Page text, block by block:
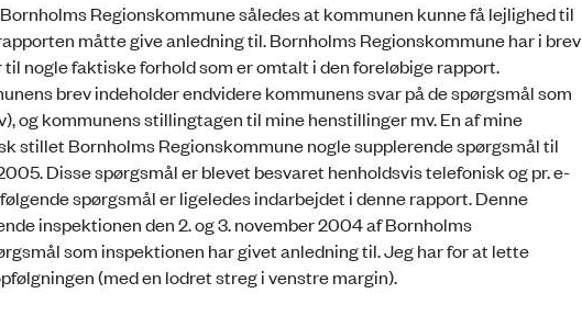
Regionskommune således at kommunen kunne få lejlighed til
måtte give anledning til. Bornholms Regionskommune har i brev
nogle faktiske forhold som er omtalt i den foreløbige rapport.
brev indeholder endvidere kommunens svar på de spørgsmål som
og kommunens stillingtagen til mine henstillinger mv. En af mine
stillet Bornholms Regionskommune nogle supplerende spørgsmål til
Disse spørgsmål er blevet besvaret henholdsvis telefonisk og pr. e-
spørgsmål er ligeledes indarbejdet i denne rapport. Denne
inspektionen den 2. og 3. november 2004 af Bornholms
som inspektionen har givet anledning til. Jeg har for at lette
(med en lodret streg i venstre margin).